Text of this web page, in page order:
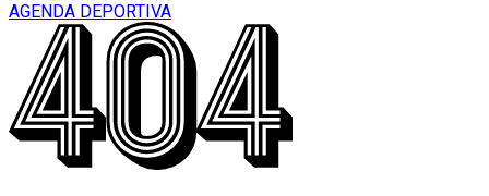
AGENDA DEPORTIVA